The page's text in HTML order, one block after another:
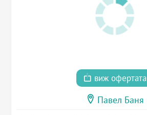
виж офертата
Павел Баня